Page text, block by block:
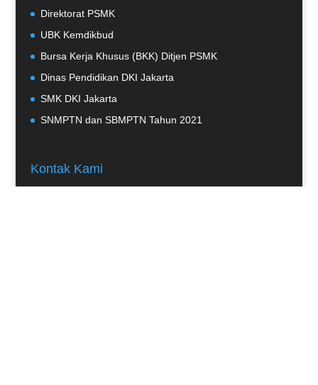
Direktorat PSMK
UBK Kemdikbud
Bursa Kerja Khusus (BKK) Ditjen PSMK
Dinas Pendidikan DKI Jakarta
SMK DKI Jakarta
SNMPTN dan SBMPTN Tahun 2021
Kontak Kami